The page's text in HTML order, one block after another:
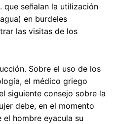
que señalan la utilización
en burdeles
las visitas de los
Sobre el uso de los
el médico griego
siguiente consejo sobre la
debe, en el momento
hombre eyacula su